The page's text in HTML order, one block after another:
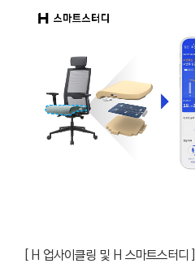
[H 업사이클링 및 H 스마트스터디 ]